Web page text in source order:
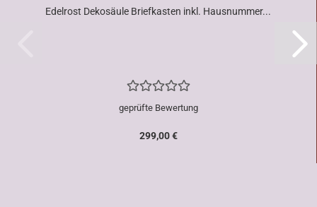
Edelrost Dekosäule Briefkasten inkl. Hausnummer...
geprüfte Bewertung
299,00 €